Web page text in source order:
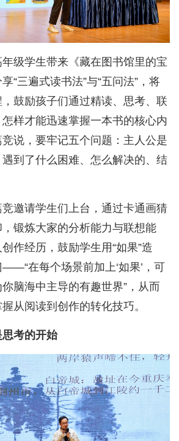
级学生带来《藏在图书馆里的宝
“三遍式读书法”与“五问法”，将
鼓励孩子们通过精读、思考、联
样才能迅速掌握一本书的核心内
说，要牢记五个问题：主人公是
到了什么困难、怎么解决的、结
邀请学生们上台，通过卡通画猜
锻炼大家的分析能力与联想能
作经历，鼓励学生用“如果”造
在每个场景前加上‘如果’，可
脑海中主导的有趣世界”，从而
从阅读到创作的转化技巧。
考的开始